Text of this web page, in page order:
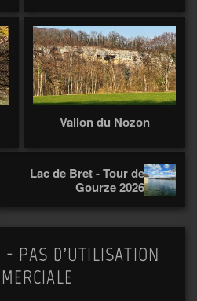
Vallon du Nozon
Lac de Bret - Tour de
Gourze 2026
PAS D’UTILISATION